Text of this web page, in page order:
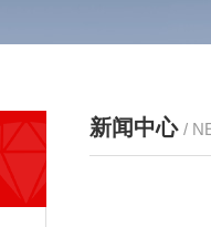
新闻中心 /